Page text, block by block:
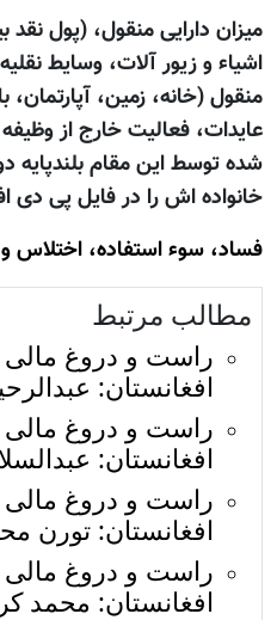
اشیاء و زیور آلات، وسایط
منقول (خانه، زمین، آپارتمان،
عایدات، فعالیت خارج از
شده توسط این مقام بلندپایه
خانواده اش را در فایل پی دی
فساد، سوء استفاده،
مطالب مرتبط
راست و دروغ
افغانستان:
راست و دروغ
افغانستان:
راست و دروغ
افغانستان: تورن
راست و دروغ
افغانستان: محمد